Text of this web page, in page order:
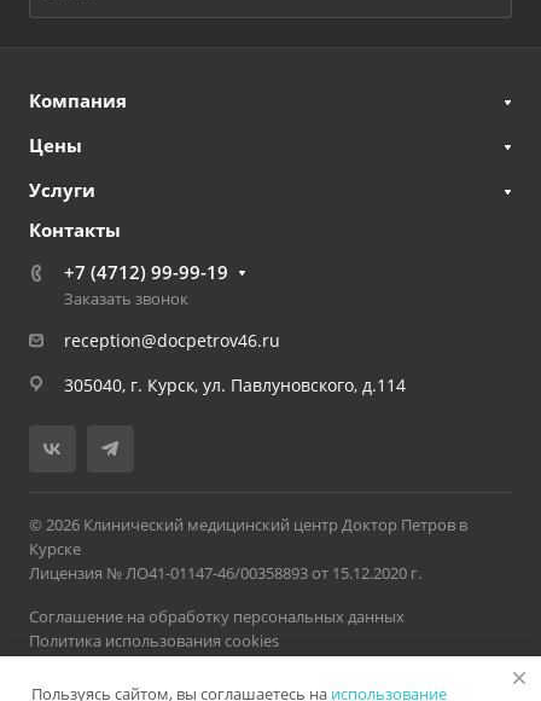
Компания
Цены
Услуги
Контакты
+7 (4712) 99-99-19
Заказать звонок
reception@docpetrov46.ru
305040, г. Курск, ул. Павлуновского, д.114
© 2026 Клинический медицинский центр Доктор Петров в
Курске
Лицензия № ЛО41-01147-46/00358893 от 15.12.2020 г.
Соглашение на обработку персональных данных
Политика использования cookies
Пользуясь сайтом, вы соглашаетесь на использование